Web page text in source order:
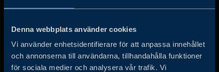
Denna webbplats använder cookies
Vi använder enhetsidentifierare för att anpassa innehållet
och annonserna till användarna, tillhandahålla funktioner
för sociala medier och analysera vår trafik. Vi
det privata näringslivet för att hjälpa svenska företag att
öka sin globala försäljning och internationella företag att
investera och expandera i Sverige.